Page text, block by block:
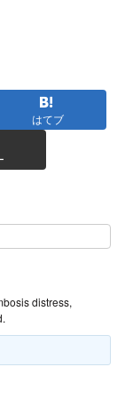
はてブ
distress,